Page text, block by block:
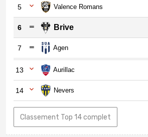
5 Valence Romans
6 Brive
7 Agen
13 Aurillac
14 Nevers
Classement Top 14 complet